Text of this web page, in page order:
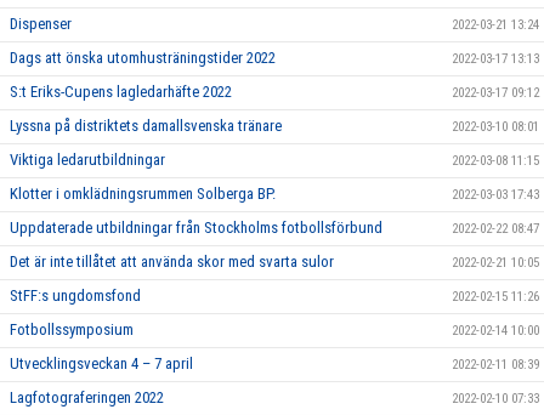
Dispenser 2022-03-21 13:24
Dags att önska utomhusträningstider 2022 2022-03-17 13:13
S:t Eriks-Cupens lagledarhäfte 2022 2022-03-17 09:12
Lyssna på distriktets damallsvenska tränare 2022-03-10 08:01
Viktiga ledarutbildningar 2022-03-08 11:15
Klotter i omklädningsrummen Solberga BP. 2022-03-03 17:43
Uppdaterade utbildningar från Stockholms fotbollsförbund 2022-02-22 08:47
Det är inte tillåtet att använda skor med svarta sulor 2022-02-21 10:05
StFF:s ungdomsfond 2022-02-15 11:26
Fotbollssymposium 2022-02-14 10:00
Utvecklingsveckan 4 – 7 april 2022-02-11 08:39
Lagfotograferingen 2022 2022-02-10 07:33